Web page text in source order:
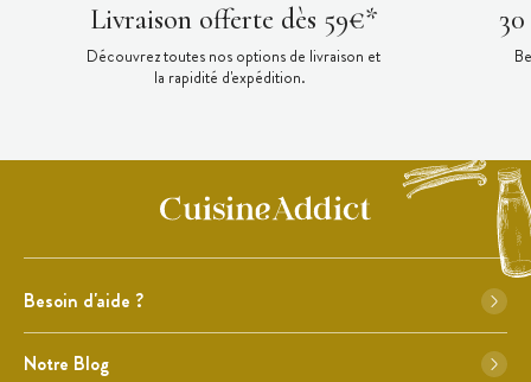
Livraison offerte dès 59€*
Découvrez toutes nos options de livraison et
la rapidité d'expédition.
Besoin d'aide ?
Notre Blog